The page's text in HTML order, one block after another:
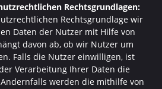
Rechtsgrundlagen:
Rechtsgrundlage wir
Daten der Nutzer mit Hilfe von
davon ab, ob wir Nutzer um
Falls die Nutzer einwilligen, ist
Verarbeitung Ihrer Daten die
werden die mithilfe von